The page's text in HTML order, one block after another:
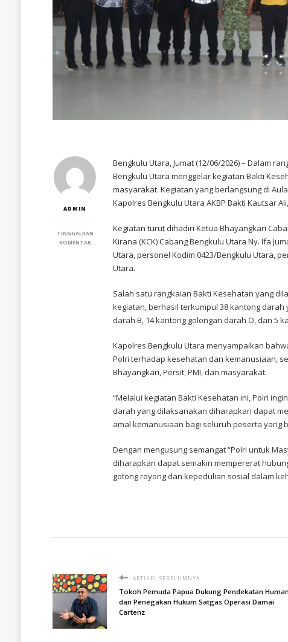
ADMIN
TINGGALKAN
KOMENTARPADA
BENGKULU
KESEHATAN
MASYARAKAT
Bengkulu Utara, Jumat (12/06/2026) – Dalam
Bengkulu Utara menggelar kegiatan Bakti
masyarakat. Kegiatan yang berlangsung di
Kapolres Bengkulu Utara AKBP Bakti Kautsar Ali,
Kegiatan turut dihadiri Ketua Bhayangkari
Kirana (KCK) Cabang Bengkulu Utara Ny. Ifa
Utara, personel Kodim 0423/Bengkulu Utara,
Utara.
Salah satu rangkaian Bakti Kesehatan yang
kegiatan, berhasil terkumpul 38 kantong
darah B, 14 kantong golongan darah O, dan 5
Kapolres Bengkulu Utara menyampaikan
Polri terhadap kesehatan dan kemanusiaan,
Bhayangkari, Persit, PMI, dan masyarakat.
“Melalui kegiatan Bakti Kesehatan ini, Polri
darah yang dilaksanakan diharapkan dapat
amal kemanusiaan bagi seluruh peserta yang
Dengan mengusung semangat “Polri untuk
diharapkan dapat semakin mempererat
gotong royong dan kepedulian sosial dalam
ARTIKEL SEBELUMNYA
Tokoh Pemuda Papua Dukung Pendekatan
dan Penegakan Hukum Satgas Operasi Damai
Cartenz